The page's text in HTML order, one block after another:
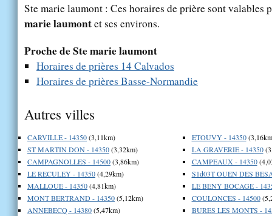
Ste marie laumont : Ces horaires de prière sont
marie laumontet ses environs.
Proche de Ste marie laumont
Horaires de prières 14 Calvados
Horaires de prières Basse-Normandie
Autres villes
CARVILLE - 14350(3,11km)
ST MARTIN DON - 14350(3,32km)
CAMPAGNOLLES - 14500(3,86km)
LE RECULEY - 14350(4,29km)
MALLOUE - 14350(4,81km)
MONT BERTRAND - 14350(5,12km)
ANNEBECQ - 14380(5,47km)
ETOUVY - 14350
LA GRAVERIE - 14350
CAMPEAUX - 14350
S1d03T OUEN DES
LE BENY BOCAGE -
COULONCES - 14500
BURES LES MONTS -